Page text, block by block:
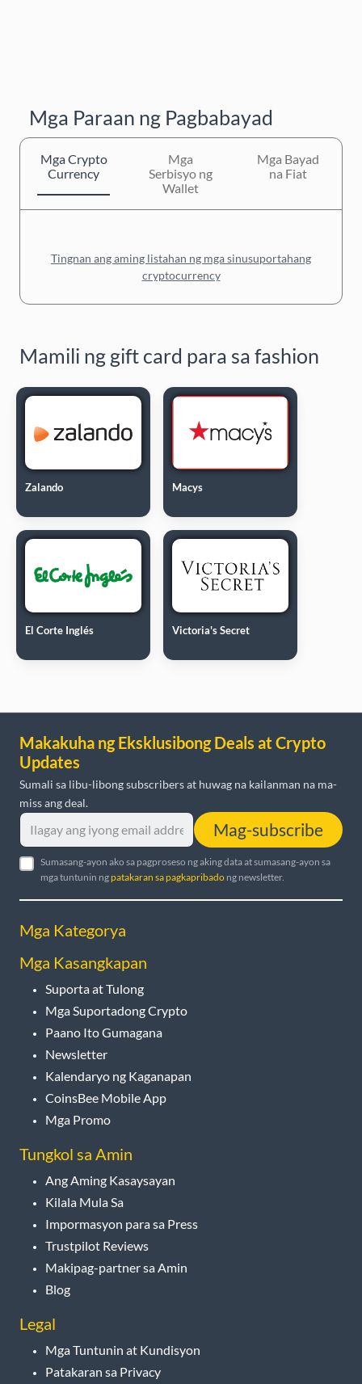
Mga Paraan ng Pagbabayad
Mga Crypto
Currency
Mga
Serbisyo ng
Wallet
Mga Bayad
na Fiat
Tingnan ang aming listahan ng mga sinusuportahang
cryptocurrency
Mamili ng gift card para sa fashion
Zalando Macys
El Corte Inglés Victoria's Secret
Makakuha ng Eksklusibong Deals at Crypto
Updates
Sumali sa libu-libong subscribers at huwag na kailanman na ma-
miss ang deal.
Mag-subscribe
Sumasang-ayon ako sa pagproseso ng aking data at sumasang-ayon sa
mga tuntunin ngpatakaran sa pagkapribado ng newsletter.
Mga Kategorya
Mga Kasangkapan
Suporta at Tulong
Mga Suportadong Crypto
Paano Ito Gumagana
Newsletter
Kalendaryo ng Kaganapan
CoinsBee Mobile App
Mga Promo
Tungkol sa Amin
Ang Aming Kasaysayan
Kilala Mula Sa
Impormasyon para sa Press
Trustpilot Reviews
Makipag-partner sa Amin
Blog
Legal
Mga Tuntunin at Kundisyon
Patakaran sa Privacy